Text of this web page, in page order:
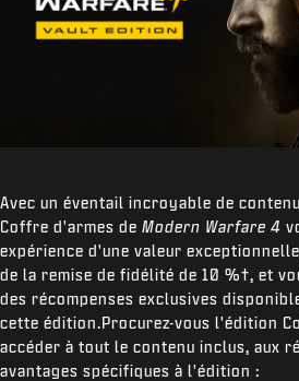
Avec un éventail incroyable de
Coffre d'armes de Modern Warfare 4
expérience d'une valeur
de la remise de fidélité de 10 %†, et
des récompenses exclusives
cette édition.Procurez-vous l'édition
accéder à tout le contenu inclus, aux
avantages spécifiques à l'édition :